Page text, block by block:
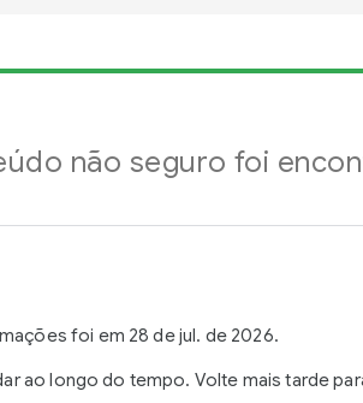
não seguro foi
foi em 28 de jul. de 2026.
ao longo do tempo. Volte mais tarde